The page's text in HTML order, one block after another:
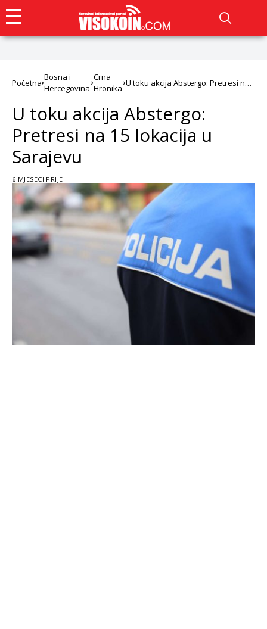
Početna
Bosna i
Hercegovina
Crna
Hronika
U toku akcija Abstergo: Pretresi na
U toku akcija Abstergo:
Pretresi na 15 lokacija u
Sarajevu
6 MJESECI PRIJE